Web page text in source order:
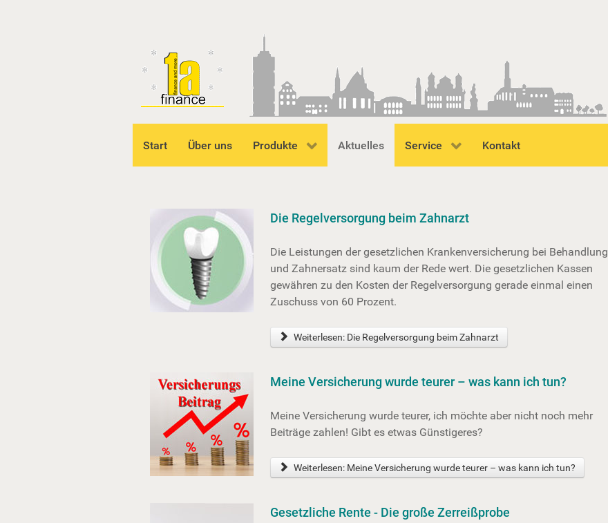
Start Über uns Produkte Aktuelles Service Kontakt
Die Regelversorgung beim Zahnarzt
Die Leistungen der gesetzlichen Krankenversicherung bei Behandlung
und Zahnersatz sind kaum der Rede wert. Die gesetzlichen Kassen
gewähren zu den Kosten der Regelversorgung gerade einmal einen
Zuschuss von 60 Prozent.
Weiterlesen: Die Regelversorgung beim Zahnarzt
Meine Versicherung wurde teurer – was kann ich tun?
Meine Versicherung wurde teurer, ich möchte aber nicht noch mehr
Beiträge zahlen! Gibt es etwas Günstigeres?
Weiterlesen: Meine Versicherung wurde teurer – was kann ich tun?
Gesetzliche Rente - Die große Zerreißprobe